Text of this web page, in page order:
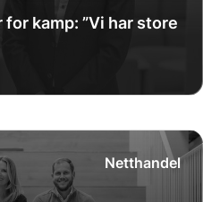
kamp: ”Vi har store
Netthandel